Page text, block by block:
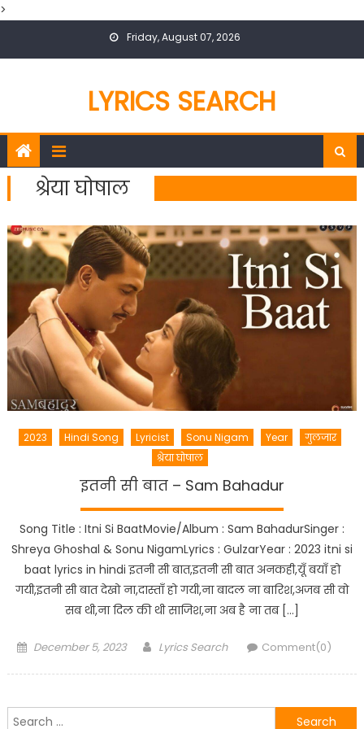
>
Friday, August 07, 2026
LYRICS SEARCH
श्रेया घोषाल
2023 Hindi Song Lyricist Sonu Nigam Year
गुलजार
श्रेया घोषाल
इतनी सी बात – Sam Bahadur
Song Title : Itni Si BaatMovie/Album : Sam BahadurSinger :
Shreya Ghoshal & Sonu NigamLyrics : GulzarYear : 2023 itni si
baat lyrics in hindi इतनी सी बात,इतनी सी बात अनकही,यूँ बयाँ हो
गयी,इतनी सी बात देखो ना,दास्ताँ हो गयी,ना बादल ना बारिश,अजब सी वो
सब थी,ना दिल की थी साजिश,ना अब है ना तब […]
Posted
December 5, 2023 Author
Lyrics Search Comment(0)
Search